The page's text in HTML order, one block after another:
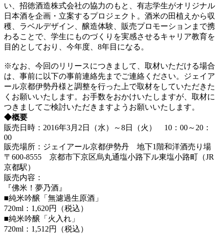
い、招徳酒造株式会社の協力のもと、有志学生がオリジナル
日本酒を企画・立案するプロジェクト。酒米の田植えから収
穫、ラベルデザイン、醸造体験、販売プロモーションまで携
わることで、学生にものづくりを実感させるキャリア教育を
目的としており、今年度、8年目になる。
※なお、今回のリリースにつきまして、取材いただける場合
は、事前に以下の事前連絡先までご連絡ください。ジェイア
ール京都伊勢丹様と調整を行った上で取材をしていただきた
くお願いいたします。お手数をおかけいたしますが、取材に
つきましてご検討いただきますようお願いいたします。
◆概要
販売日時：2016年3月2日（水）～8日（火） 10：00～20：
00
販売場所：ジェイアール京都伊勢丹 地下1階和洋酒売り場
〒600-8555 京都市下京区烏丸通塩小路下ル東塩小路町（JR
京都駅）
販売内容：
『佛米！夢乃酒』
■純米吟醸「無濾過生原酒」
720ml：1,620円（税込）
■純米吟醸「火入れ」
720ml：1,512円（税込）